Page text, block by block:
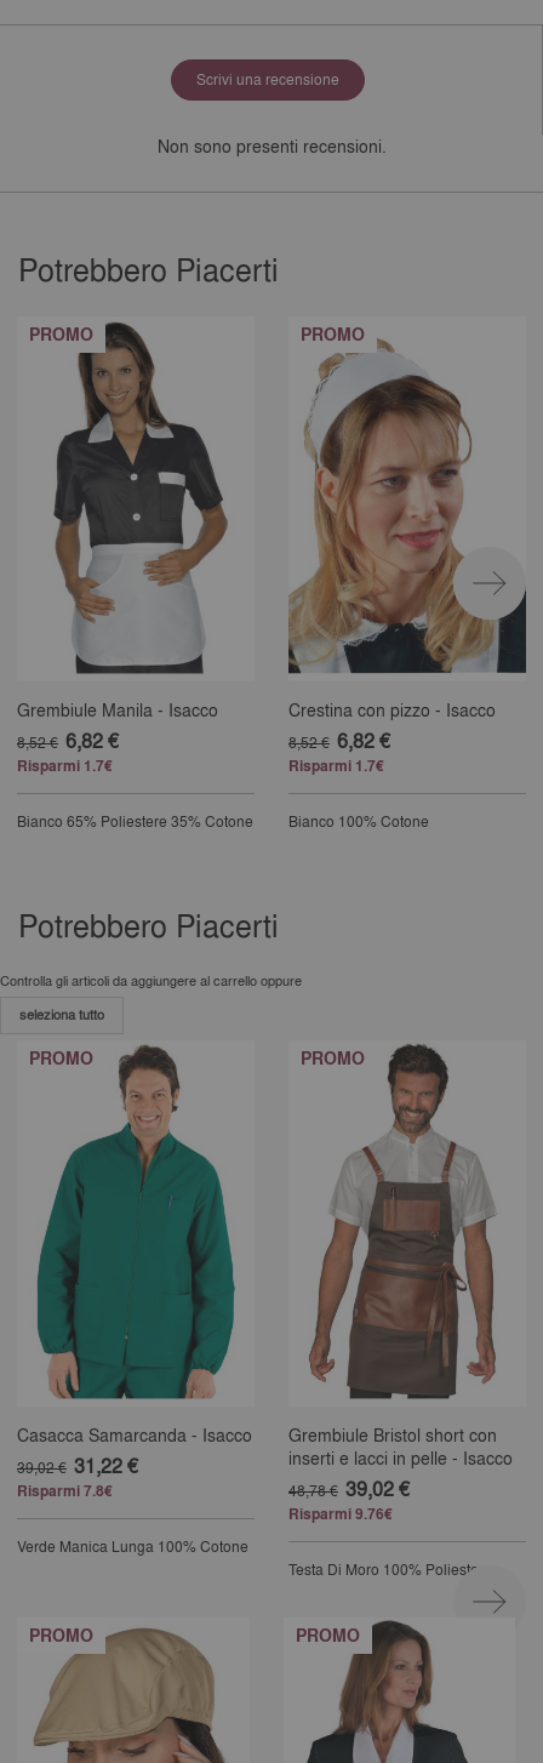
Scrivi una recensione
Non sono presenti recensioni.
Potrebbero Piacerti
PROMO
Grembiule Manila - Isacco
8,52 € 6,82 €
Risparmi 1.7€
Bianco 65% Poliestere 35% Cotone
PROMO
Crestina con pizzo - Isacco
8,52 € 6,82 €
Risparmi 1.7€
Bianco 100% Cotone
Potrebbero Piacerti
Controlla gli articoli da aggiungere al carrello oppure
seleziona tutto
PROMO
Casacca Samarcanda - Isacco
39,02 € 31,22 €
Risparmi 7.8€
Verde Manica Lunga 100% Cotone
PROMO
Grembiule Bristol short con
inserti e lacci in pelle - Isacco
48,78 € 39,02 €
Risparmi 9.76€
Testa Di Moro 100% Poliestere
PROMO PROMO